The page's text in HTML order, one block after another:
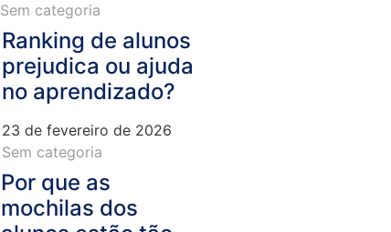
Sem categoria
Ranking de alunos
prejudica ou ajuda
no aprendizado?
23 de fevereiro de 2026
Sem categoria
Por que as
mochilas dos